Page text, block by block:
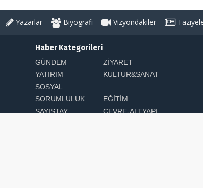
Yazarlar Biyografi Vizyondakiler
Haber Kategorileri
GÜNDEM
ZİYARET
YATIRIM
KULTUR&SANAT
SOSYAL
SORUMLULUK
EĞİTİM
SAYIŞTAY
ÇEVRE-ALTYAPI